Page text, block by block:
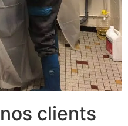
clients